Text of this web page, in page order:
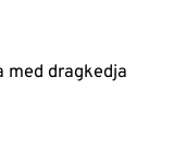
med dragkedja